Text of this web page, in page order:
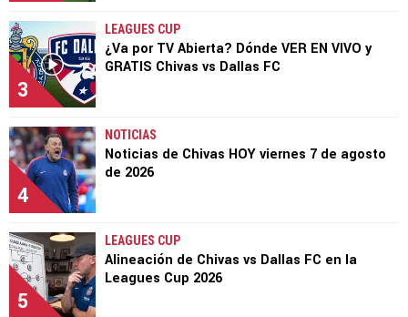
3
LEAGUES CUP
¿Va por TV Abierta? Dónde VER EN VIVO y
GRATIS Chivas vs Dallas FC
4
NOTICIAS
Noticias de Chivas HOY viernes 7 de agosto
de 2026
5
LEAGUES CUP
Alineación de Chivas vs Dallas FC en la
Leagues Cup 2026